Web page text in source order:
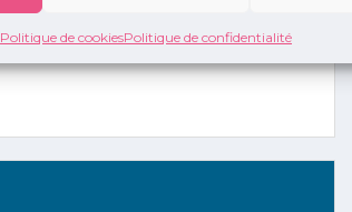
Politique de cookiesPolitique de confidentialité